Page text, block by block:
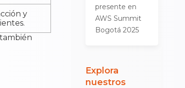
y
presente en
AWS Summit
Bogotá 2025
Explora
nuestros